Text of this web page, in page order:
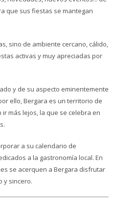
que sus fiestas se mantegan
sino de ambiente cercano, cálido,
activas y muy apreciadas por
y de su aspecto eminentemente
ello, Bergara es un territorio de
más lejos, la que se celebra en
a su calendario de
a la gastronomía local. En
se acerquen a Bergara disfrutar
y sincero.